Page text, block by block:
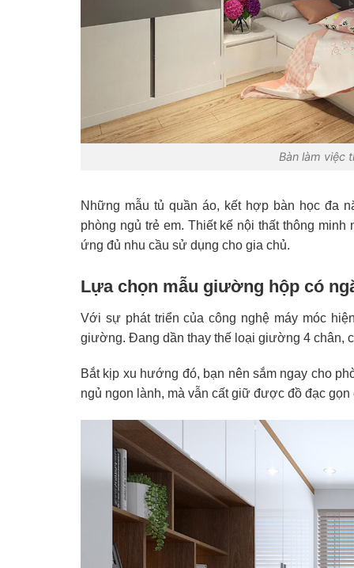
Bàn làm việc
Những mẫu tủ quần áo, kết hợp bàn học đa
phòng ngủ trẻ em. Thiết kế nội thất thông
ứng đủ nhu cầu sử dụng cho gia chủ.
Lựa chọn mẫu giường hộp có
Với sự phát triển của công nghệ máy móc
giường. Đang dần thay thế loại giường 4 chân,
Bắt kịp xu hướng đó, bạn nên sắm ngay cho
ngủ ngon lành, mà vẫn cất giữ được đồ đạc gọn